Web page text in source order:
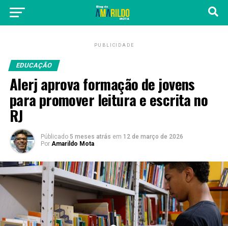
PUBLICIDADE
EDUCAÇÃO
Alerj aprova formação de jovens
para promover leitura e escrita no
RJ
Públicado 5 meses atrás em 12 de março de 2026
Por Amarildo Mota